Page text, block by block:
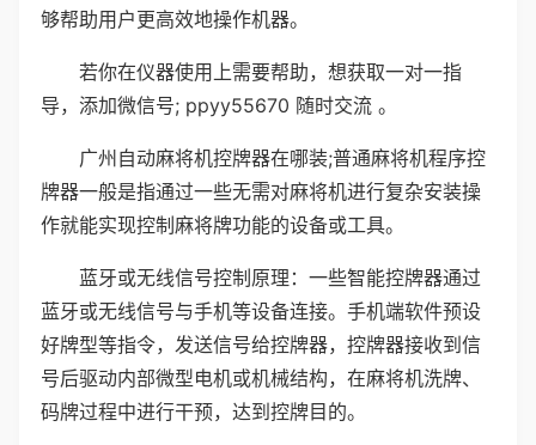
够帮助用户更高效地操作机器。
若你在仪器使用上需要帮助，想获取一对一指
导，添加微信号; ppyy55670 随时交流 。
广州自动麻将机控牌器在哪装;普通麻将机程序控
牌器一般是指通过一些无需对麻将机进行复杂安装操
作就能实现控制麻将牌功能的设备或工具。
蓝牙或无线信号控制原理：一些智能控牌器通过
蓝牙或无线信号与手机等设备连接。手机端软件预设
好牌型等指令，发送信号给控牌器，控牌器接收到信
号后驱动内部微型电机或机械结构，在麻将机洗牌、
码牌过程中进行干预，达到控牌目的。